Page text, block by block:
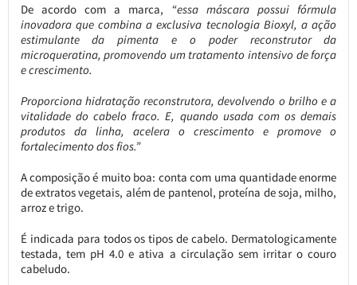
De acordo com a marca, “essa máscara possui fórmula
inovadora que combina a exclusiva tecnologia Bioxyl, a ação
estimulante da pimenta e o poder reconstrutor da
microqueratina, promovendo um tratamento intensivo de força
e crescimento.
Proporciona hidratação reconstrutora, devolvendo o brilho e a
vitalidade do cabelo fraco. E, quando usada com os demais
produtos da linha, acelera o crescimento e promove o
fortalecimento dos fios.”
A composição é muito boa: conta com uma quantidade enorme
de extratos vegetais, além de pantenol, proteína de soja, milho,
arroz e trigo.
É indicada para todos os tipos de cabelo. Dermatologicamente
testada, tem pH 4.0 e ativa a circulação sem irritar o couro
cabeludo.